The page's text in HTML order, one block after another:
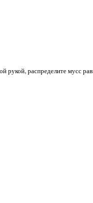
рукой, распределите мусс